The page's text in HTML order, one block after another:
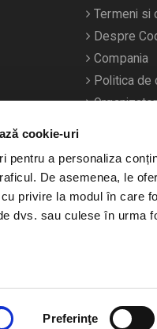
cookie-uri
pentru a personaliza
De asemenea, le
privire la modul în care
dvs. sau culese în urma
Preferinţe
Termeni si
Despre
Compania
Politica de